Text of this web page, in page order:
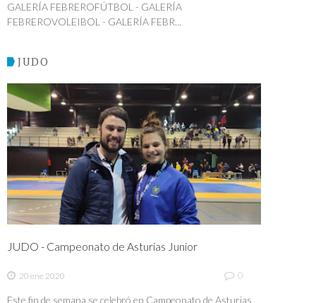
GALERÍA FEBREROFÚTBOL - GALERÍA
FEBREROVOLEIBOL - GALERÍA FEBR...
JUDO
JUDO - Campeonato de Asturias Junior
20 ene 2020 0
Este fin de semana se celebró en Campeonato de Asturias